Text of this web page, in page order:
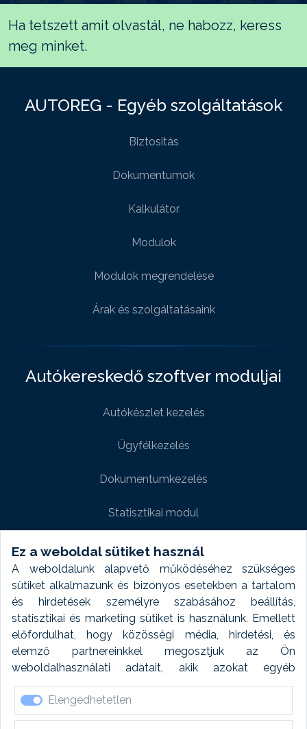
Ez a weboldal sütiket használ
A weboldalunk alapvető működéséhez szükséges
sütiket alkalmazunk és bizonyos esetekben a tartalom
és hirdetések személyre szabásához beállítás,
statisztikai és marketing sütiket is használunk. Emellett
előfordulhat, hogy közösségi média, hirdetési, és
elemző partnereinkkel megosztjuk az Ön
weboldalhasználati adatait, akik azokat egyéb
forrásokból gyűjtött adatokkal kombinálhatják. A sütik
elfogadásával kapcsolatosan naplózást végzünk és
ezen adatokat 6 hónap után automatikusan töröljük. A
Elengedhetetlen
Ha tetszett amit olvastál, ne habozz, keress
meg minket.
AUTOREG - Egyéb szolgáltatások
Biztositás
Dokumentumok
Kalkulátor
Modulok
Modulok megrendelése
Árak és szolgáltatásaink
Autókereskedő szoftver moduljai
Autókészlet kezelés
Ügyfélkezelés
Dokumentumkezelés
Statisztikai modul
Weboldal modul
Fényképtár extra modul
Autómosó modul
Feladatütemezés